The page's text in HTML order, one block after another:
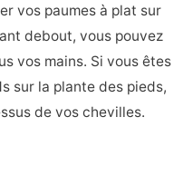
vos paumes à plat sur
debout, vous pouvez
vos mains. Si vous êtes
sur la plante des pieds,
de vos chevilles.